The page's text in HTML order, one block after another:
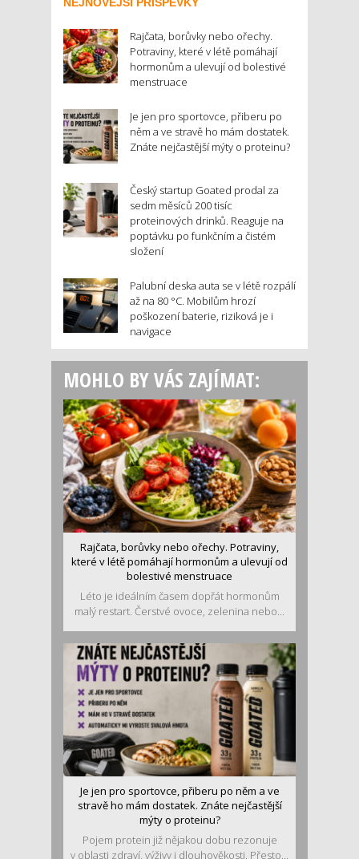
Rajčata, borůvky nebo ořechy.
Potraviny, které v létě pomáhají
hormonům a ulevují od bolestivé
menstruace
Je jen pro sportovce, přiberu po
něm a ve stravě ho mám dostatek.
Znáte nejčastější mýty o proteinu?
Český startup Goated prodal za
sedm měsíců 200 tisíc
proteinových drinků. Reaguje na
poptávku po funkčním a čistém
složení
Palubní deska auta se v létě rozpálí
až na 80 °C. Mobilům hrozí
poškození baterie, riziková je i
navigace
MOHLO BY VÁS ZAJÍMAT:
Rajčata, borůvky nebo ořechy. Potraviny,
které v létě pomáhají hormonům a ulevují od
bolestivé menstruace
Léto je ideálním časem dopřát hormonům
malý restart. Čerstvé ovoce, zelenina nebo...
Je jen pro sportovce, přiberu po něm a ve
stravě ho mám dostatek. Znáte nejčastější
mýty o proteinu?
Pojem protein již nějakou dobu rezonuje
v oblasti zdraví, výživy i dlouhověkosti. Přesto...